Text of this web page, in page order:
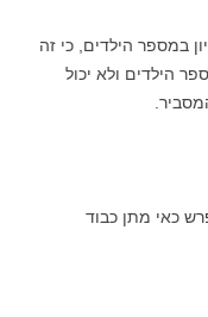
במספר הילדים, כי זה
הילדים ולא יכול
כאי מתן כבוד